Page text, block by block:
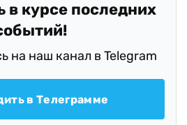
в курсе последних
на наш канал в Telegram
в Телеграмме